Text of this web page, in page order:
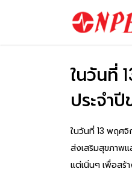
ในวันที่
ประจำ
ในวันที่ 13 พฤศ
ส่งเสริมสุขภาพ
แต่เนิ่นๆ เพื่อสร้